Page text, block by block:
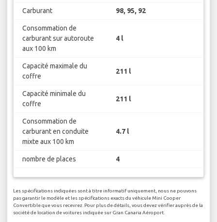
Carburant 98, 95, 92
Consommation de
carburant sur autoroute
aux 100 km
4 l
Capacité maximale du
coffre
211 l
Capacité minimale du
coffre
211 l
Consommation de
carburant en conduite
mixte aux 100 km
4.7 l
nombre de places 4
Les spécifications indiquées sont à titre informatif uniquement, nous ne pouvons
pas garantir le modèle et les spécifications exacts du véhicule Mini Cooper
Convertible que vous recevrez. Pour plus de détails, vous devez vérifier auprès de la
société de location de voitures indiquée sur Gran Canaria Aéroport.